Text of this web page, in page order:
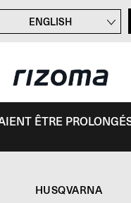
ENGLISH
ITALIANO
ÊTRE
HUSQVARNA